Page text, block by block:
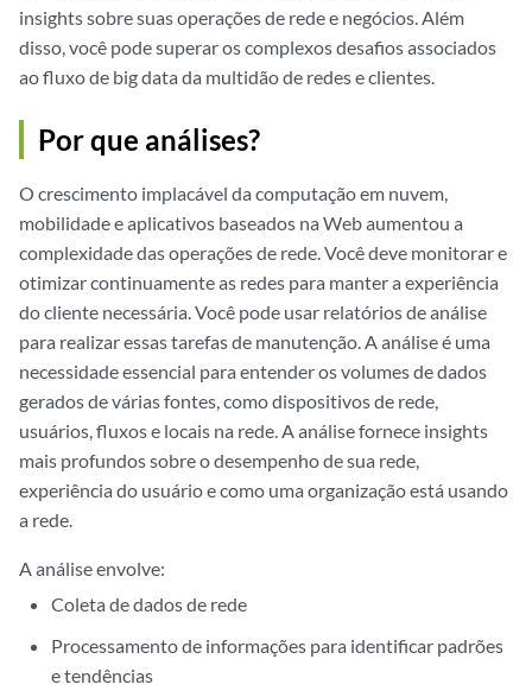
insights sobre suas operações de rede e negócios. Além
disso, você pode superar os complexos desafios associados
ao fluxo de big data da multidão de redes e clientes.
Por que análises?
O crescimento implacável da computação em nuvem,
mobilidade e aplicativos baseados na Web aumentou a
complexidade das operações de rede. Você deve monitorar e
otimizar continuamente as redes para manter a experiência
do cliente necessária. Você pode usar relatórios de análise
para realizar essas tarefas de manutenção. A análise é uma
necessidade essencial para entender os volumes de dados
gerados de várias fontes, como dispositivos de rede,
usuários, fluxos e locais na rede. A análise fornece insights
mais profundos sobre o desempenho de sua rede,
experiência do usuário e como uma organização está usando
a rede.
A análise envolve:
Coleta de dados de rede
Processamento de informações para identificar padrões
e tendências